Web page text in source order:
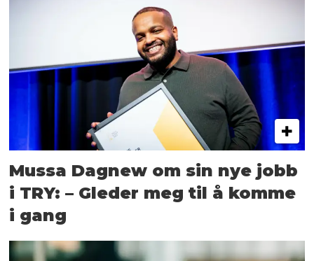
Mussa Dagnew om sin nye jobb
i TRY: – Gleder meg til å komme
i gang